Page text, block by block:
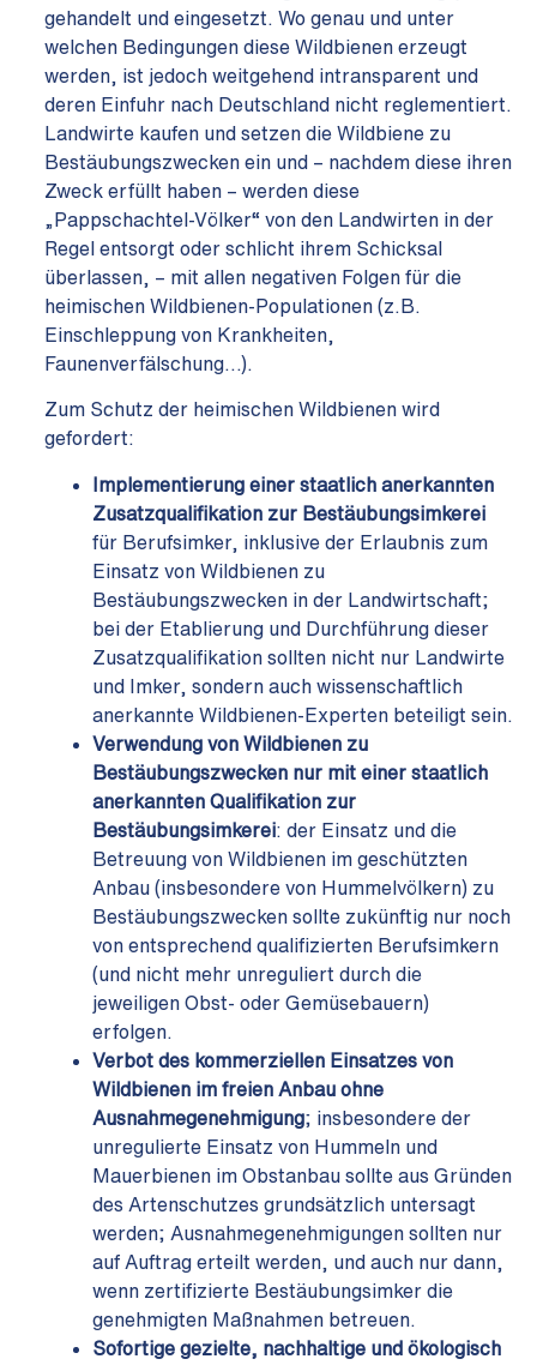
gehandelt und eingesetzt. Wo genau und unter
welchen Bedingungen diese Wildbienen erzeugt
werden, ist jedoch weitgehend intransparent und
deren Einfuhr nach Deutschland nicht reglementiert.
Landwirte kaufen und setzen die Wildbiene zu
Bestäubungszwecken ein und – nachdem diese ihren
Zweck erfüllt haben – werden diese
„Pappschachtel-Völker“ von den Landwirten in der
Regel entsorgt oder schlicht ihrem Schicksal
überlassen, – mit allen negativen Folgen für die
heimischen Wildbienen-Populationen (z.B.
Einschleppung von Krankheiten,
Faunenverfälschung…).
Zum Schutz der heimischen Wildbienen wird
gefordert:
Implementierung einer staatlich anerkannten
Zusatzqualifikation zur Bestäubungsimkerei
für Berufsimker, inklusive der Erlaubnis zum
Einsatz von Wildbienen zu
Bestäubungszwecken in der Landwirtschaft;
bei der Etablierung und Durchführung dieser
Zusatzqualifikation sollten nicht nur Landwirte
und Imker, sondern auch wissenschaftlich
anerkannte Wildbienen-Experten beteiligt sein.
Verwendung von Wildbienen zu
Bestäubungszwecken nur mit einer staatlich
anerkannten Qualifikation zur
Bestäubungsimkerei: der Einsatz und die
Betreuung von Wildbienen im geschützten
Anbau (insbesondere von Hummelvölkern) zu
Bestäubungszwecken sollte zukünftig nur noch
von entsprechend qualifizierten Berufsimkern
(und nicht mehr unreguliert durch die
jeweiligen Obst- oder Gemüsebauern)
erfolgen.
Verbot des kommerziellen Einsatzes von
Wildbienen im freien Anbau ohne
Ausnahmegenehmigung; insbesondere der
unregulierte Einsatz von Hummeln und
Mauerbienen im Obstanbau sollte aus Gründen
des Artenschutzes grundsätzlich untersagt
werden; Ausnahmegenehmigungen sollten nur
auf Auftrag erteilt werden, und auch nur dann,
wenn zertifizierte Bestäubungsimker die
genehmigten Maßnahmen betreuen.
Sofortige gezielte, nachhaltige und ökologisch